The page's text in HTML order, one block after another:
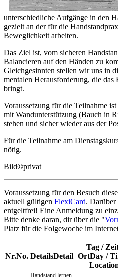
unterschiedliche Aufgänge in den
gezielt an der für die
Beweglichkeit arbeiten.
Das Ziel ist, vom sicheren
Balancieren auf den Händen zu
Gleichgesinnten stellen wir uns in
mentalen Herausforderung, die
bringt.
Voraussetzung für die Teilnahme
mit Wandunterstützung (Bauch in
stehen und sicher wieder aus der
Für die Teilnahme am
nötig.
Bild©privat
Voraussetzung für den Besuch
aktuell gültigen FlexiCard. Darüber
entgeltfrei! Eine Anmeldung zu
Bitte denke daran, dir über die "
Platz für die Folgewoche im
Nr.No. DetailsDetail
Tag /
OrtDay /
Handstand lernen